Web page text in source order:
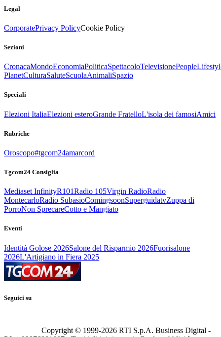
Legal
CorporatePrivacy PolicyCookie Policy
Sezioni
CronacaMondoEconomiaPoliticaSpettacoloTelevisionePeople
PlanetCulturaSaluteScuolaAnimaliSpazio
Speciali
Elezioni ItaliaElezioni esteroGrande FratelloL'isola dei famosiAmici
Rubriche
Oroscopo#tgcom24amarcord
Tgcom24 Consiglia
Mediaset InfinityR101Radio 105Virgin RadioRadio
MontecarloRadio SubasioComingsoonSuperguidatvZuppa di
PorroNon SprecareCotto e Mangiato
Eventi
Identità Golose 2026Salone del Risparmio 2026Fuorisalone
2026L'Artigiano in Fiera 2025
Seguici su
Copyright © 1999-2026 RTI S.p.A. Business Digital -